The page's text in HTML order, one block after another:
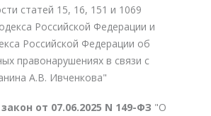
статей 15, 16, 151 и 1069
Российской Федерации и
Российской Федерации об
правонарушениях в связи с
А.В. Ивченкова"
от 07.06.2025 N 149-ФЗ "О